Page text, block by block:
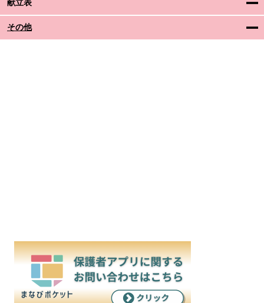
献立表
その他